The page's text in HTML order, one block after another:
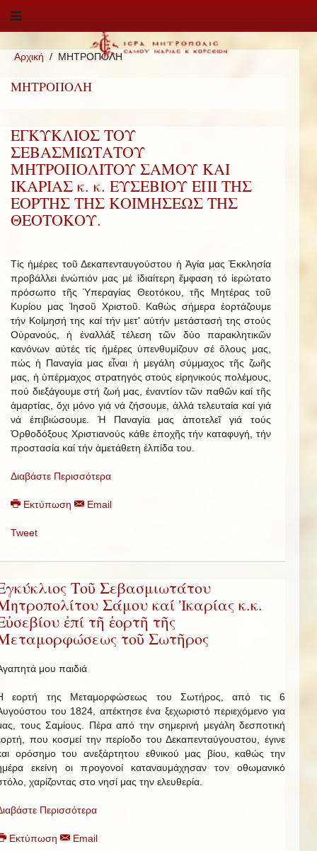
Αρχική ΜΗΤΡΟΠΟΛΗ
ΜΗΤΡΟΠΟΛΗ
ΕΓΚΥΚΛΙΟΣ ΤΟΥ
ΣΕΒΑΣΜΙΩΤΑΤΟΥ
ΜΗΤΡΟΠΟΛΙΤΟΥ ΣΑΜΟΥ ΚΑΙ
ΙΚΑΡΙΑΣ κ. κ. ΕΥΣΕΒΙΟΥ ΕΠΙ ΤΗΣ
ΕΟΡΤΗΣ ΤΗΣ ΚΟΙΜΗΣΕΩΣ ΤΗΣ
ΘΕΟΤΟΚΟΥ.
Τίς ἡμέρες τοῦ Δεκαπενταυγούστου ἡ Ἁγία μας Ἐκκλησία
προβάλλει ἐνώπιόν μας μέ ἰδιαίτερη ἔμφαση τό ἱερώτατο
πρόσωπο τῆς Ὑπεραγίας Θεοτόκου, τῆς Μητέρας τοῦ
Κυρίου μας Ἰησοῦ Χριστοῦ. Καθώς σήμερα ἑορτάζουμε
τήν Κοίμησή της καί τήν μετ' αὐτήν μετάστασή της στούς
Οὐρανούς, ἡ ἐναλλάξ τέλεση τῶν δύο παρακλητικῶν
κανόνων αὐτές τίς ἡμέρες ὑπενθυμίζουν σέ ὅλους μας,
πώς ἡ Παναγία μας εἶναι ἡ μεγάλη σύμμαχος τῆς ζωῆς
μας, ἡ ὑπέρμαχος στρατηγός στούς εἰρηνικούς πολέμους,
πού διεξάγουμε στή ζωή μας, ἐναντίον τῶν παθῶν καί τῆς
ἁμαρτίας, ὄχι μόνο γιά νά ζήσουμε, ἀλλά τελευταία καί γιά
νά ἐπιβιώσουμε. Ἡ Παναγία μας ἀποτελεῖ γιά τούς
Ὀρθοδόξους Χριστιανούς κάθε ἐποχῆς τήν καταφυγή, τήν
προστασία καί τήν ἀμετάθετη ἐλπίδα του.
Διαβάστε Περισσότερα
Εκτύπωση Email
Tweet
Τοῦ Σεβασμιωτάτου
Σάμου καί Ἰκαρίας κ.κ.
ἐπί τῆ ἑορτῆ τῆς
τοῦ Σωτῆρος
μου παιδιά
εορτή της Μεταμορφώσεως του Σωτήρος, από τις 6
του 1824, απέκτησε ένα ξεχωριστό περιεχόμενο για
τους Σαμίους. Πέρα από την σημερινή μεγάλη δεσποτική
που κοσμεί την περίοδο του Δεκαπενταύγουστου, έγινε
ορόσημο του ανεξάρτητου εθνικού μας βίου, καθώς την
εκείνη οι προγονοί καταναυμάχησαν τον οθωμανικό
χαρίζοντας στο νησί μας την ελευθερία.
Περισσότερα
Εκτύπωση Email